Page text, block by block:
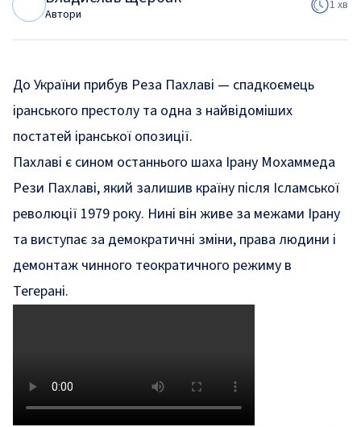
Автори
1 хв
До України прибув Реза Пахлаві — спадкоємець
іранського престолу та одна з найвідоміших
постатей іранської опозиції.
Пахлаві є сином останнього шаха Ірану Мохаммеда
Рези Пахлаві, який залишив країну після Ісламської
революції 1979 року. Нині він живе за межами Ірану
та виступає за демократичні зміни, права людини і
демонтаж чинного теократичного режиму в
Тегерані.